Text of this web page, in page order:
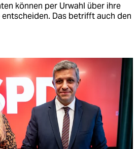
können per Urwahl über ihre
Das betrifft auch den